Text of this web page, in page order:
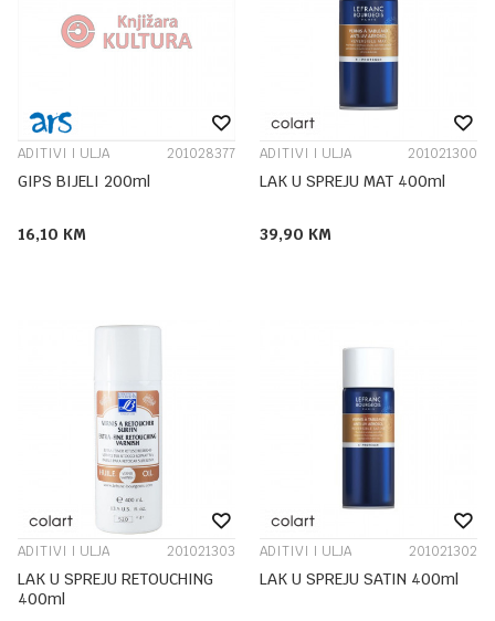
ADITIVI I ULJA 201028377
GIPS BIJELI 200ml
16,10 KM
ADITIVI I ULJA 201021300
LAK U SPREJU MAT 400ml
39,90 KM
ADITIVI I ULJA 201021303
LAK U SPREJU RETOUCHING
400ml
ADITIVI I ULJA 201021302
LAK U SPREJU SATIN 400ml